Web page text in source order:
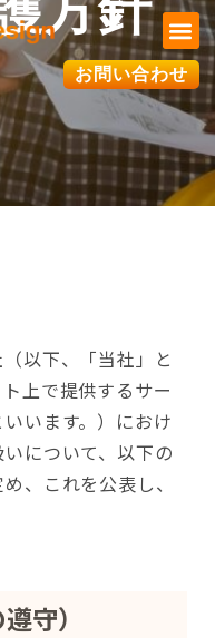
お問い合わせ
以下、「当社」と
上で提供するサー
います。）におけ
について、以下の
、これを公表し、
守）